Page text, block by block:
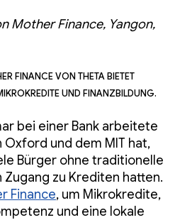
Mother Finance, Yangon,
Finance von Theta bietet
und Finanzbildung.
bei einer Bank arbeitete
Oxford und dem MIT hat,
Bürger ohne traditionelle
zu Krediten hatten.
Finance, um Mikrokredite,
und eine lokale